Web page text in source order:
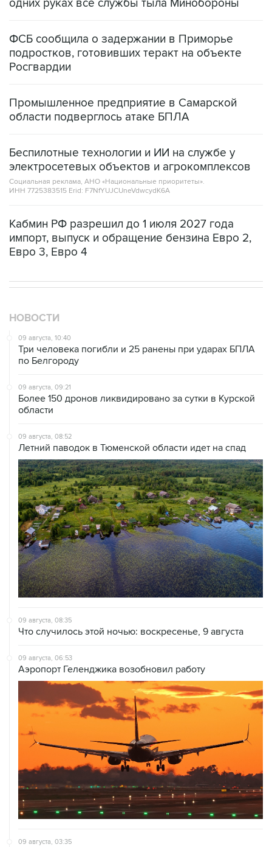
одних руках все службы тыла Минобороны
ФСБ сообщила о задержании в Приморье
подростков, готовивших теракт на объекте
Росгвардии
Промышленное предприятие в Самарской
области подверглось атаке БПЛА
Беспилотные технологии и ИИ на службе у
электросетевых объектов и агрокомплексов
Социальная реклама, АНО «Национальные приоритеты».
ИНН 7725383515 Erid: F7NfYUJCUneVdwcydK6A
Кабмин РФ разрешил до 1 июля 2027 года
импорт, выпуск и обращение бензина Евро 2,
Евро 3, Евро 4
НОВОСТИ
09 августа, 10:40
Три человека погибли и 25 ранены при ударах БПЛА
по Белгороду
09 августа, 09:21
Более 150 дронов ликвидировано за сутки в Курской
области
09 августа, 08:52
Летний паводок в Тюменской области идет на спад
09 августа, 08:35
Что случилось этой ночью: воскресенье, 9 августа
09 августа, 06:53
Аэропорт Геленджика возобновил работу
09 августа, 03:35